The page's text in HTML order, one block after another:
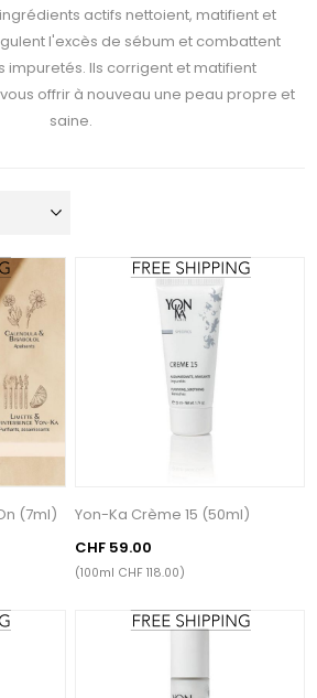
actifs nettoient, matifient et
l'excès de sébum et combattent
impuretés. Ils corrigent et matifient
offrir à nouveau une peau propre et
saine.
(7ml)
Yon-Ka Crème 15 (50ml)
CHF 59.00
(100ml CHF 118.00)